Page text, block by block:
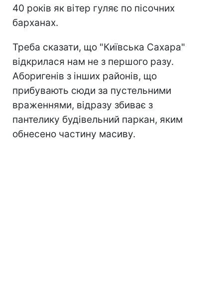
40 років як вітер гуляє по пісочних
барханах.
Треба сказати, що "Київська Сахара"
відкрилася нам не з першого разу.
Аборигенів з інших районів, що
прибувають сюди за пустельними
враженнями, відразу збиває з
пантелику будівельний паркан, яким
обнесено частину масиву.